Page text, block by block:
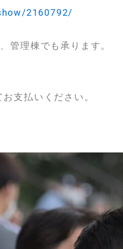
2160792/
管理棟でも承ります。
支払いください。